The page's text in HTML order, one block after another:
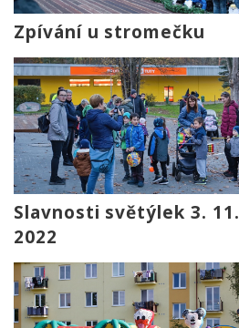
Zpívání u stromečku
Slavnosti světýlek 3. 11.
2022